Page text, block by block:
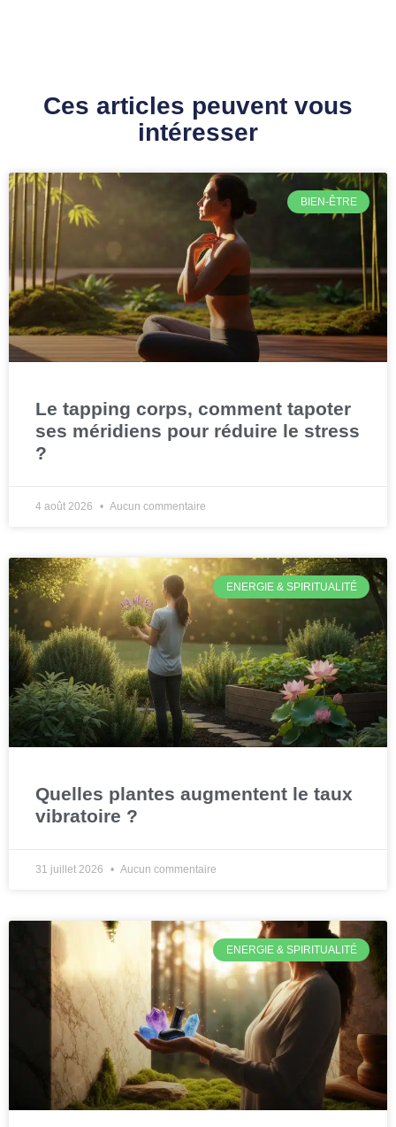
Ces articles peuvent vous
intéresser
BIEN-ÊTRE
Le tapping corps, comment tapoter
ses méridiens pour réduire le stress
?
4 août 2026 Aucun commentaire
ENERGIE & SPIRITUALITÉ
Quelles plantes augmentent le taux
vibratoire ?
31 juillet 2026 Aucun commentaire
ENERGIE & SPIRITUALITÉ